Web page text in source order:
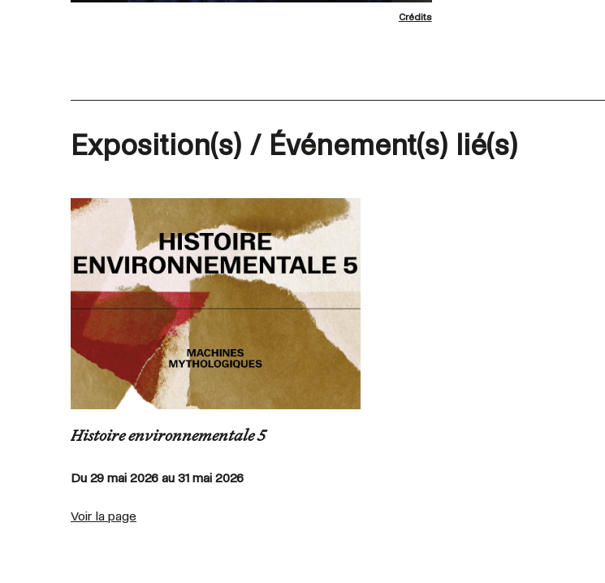
Crédits
Exposition(s) / Événement(s) lié(s)
Histoire environnementale 5
Du 29 mai 2026 au 31 mai 2026
Voir la page